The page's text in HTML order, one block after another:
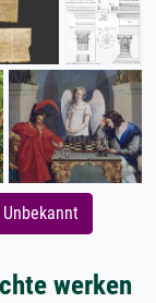
werken